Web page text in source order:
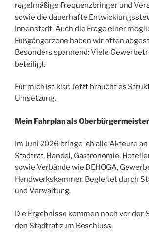
regelmäßige Frequenzbringer und
sowie die dauerhafte
Innenstadt. Auch die Frage einer
Fußgängerzone haben wir offen
Besonders spannend: Viele
beteiligt.
Für mich ist klar: Jetzt braucht es
Umsetzung.
Mein Fahrplan als
Im Juni 2026 bringe ich alle Akteure
Stadtrat, Handel, Gastronomie,
sowie Verbände wie DEHOGA,
Handwerkskammer. Begleitet durch
und Verwaltung.
Die Ergebnisse kommen noch vor der
den Stadtrat zum Beschluss.